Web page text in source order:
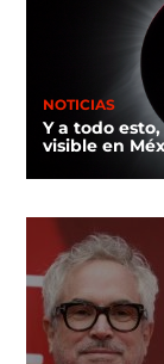
NOTICIAS
Y a todo
visible en